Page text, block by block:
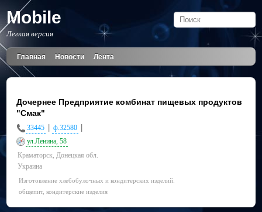
Mobile
Легкая версия
Главная Новости Лента
Дочернее Предприятие комбинат пищевых продуктов
"Смак"
33445 ф.32580
ул.Ленина, 58
Краматорск, Донецкая обл.
Украина
Изготовление хлебобулочных и кондитерских изделий.
общепит, кондитерские изделия